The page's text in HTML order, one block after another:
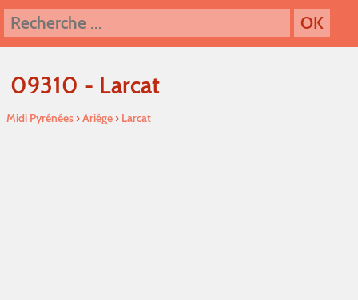
09310 - Larcat
Midi Pyrénées›Ariége› Larcat